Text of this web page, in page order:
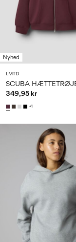
Nyhed
LMTD
349,95 kr
+1